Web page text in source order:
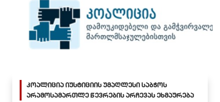
კოალიცია იუსტიციის უმაღლესი საბჭოს
არამოსამართლე წევრების არჩევას ეხმაურება